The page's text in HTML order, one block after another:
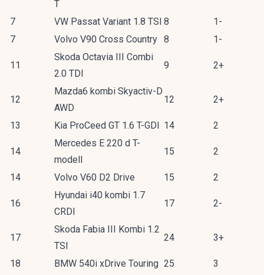
T
7 VW Passat Variant 1.8 TSI 8
1-
7
Volvo V90 Cross Country 8 1-
11
Skoda Octavia III Combi
2.0 TDI
9 2+
12
Mazda6 kombi Skyactiv-D
AWD
12 2+
13 Kia ProCeed GT 1.6 T-GDI 14 2
14
Mercedes E 220 d T-
modell
15 2
14 Volvo V60 D2 Drive 15 2
16
Hyundai i40 kombi 1.7
CRDI
17 2-
17
Skoda Fabia III Kombi 1.2
TSI
24 3+
18 BMW 540i xDrive Touring 25 3